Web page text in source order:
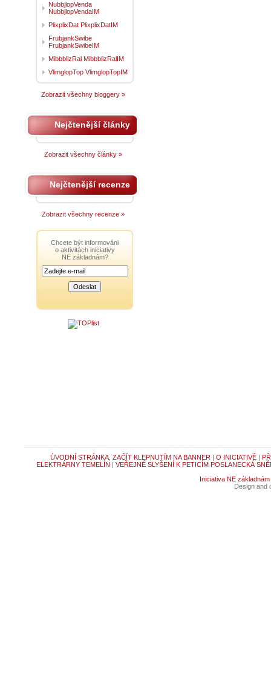
NubbjlopVenda
NubbjlopVendaIM
PlixplixDat PlixplixDatIM
FrubjankSwibe
FrubjankSwibeIM
MibbblizRal MibbblizRalIM
VlimglopTop VlimglopTopIM
Zobrazit všechny bloggery »
Nejčtenější články
Zobrazit všechny články »
Nejčtenější recenze
Zobrazit všechny recenze »
Chcete být informováni
o aktivitách iniciativy
NE základnám?
ÚVODNÍ STRÁNKA, ZAČÍT KLEPNUTÍM NA BANNER | O INICIATIVĚ|
ELEKTRÁRNY TEMELÍN | VEŘEJNÉ SLYŠENÍ K PETICÍM POSLANECKÁ
Iniciativa NE základnám
Design and